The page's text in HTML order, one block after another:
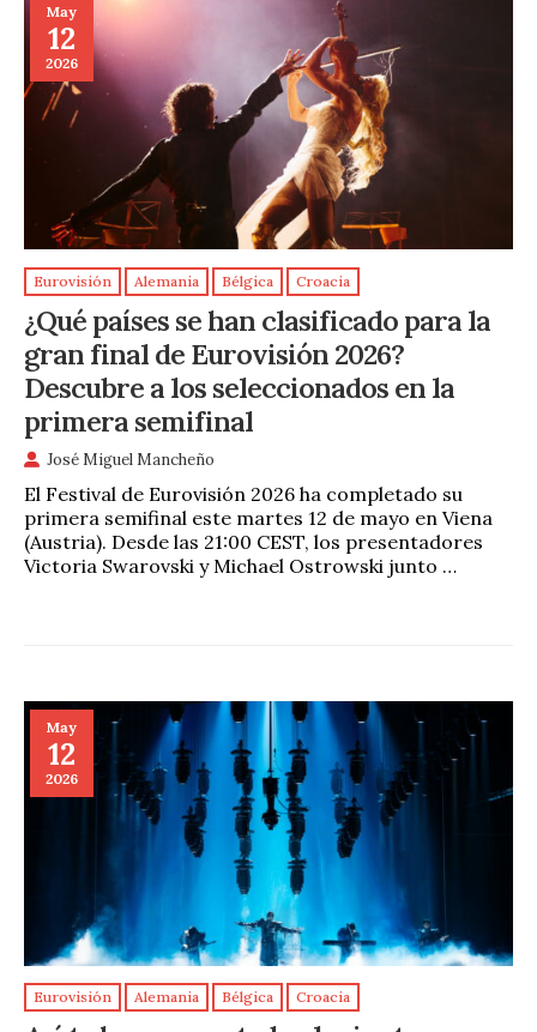
May
12
2026
Eurovisión Alemania Bélgica Croacia
¿Qué países se han clasificado para la
gran final de Eurovisión 2026?
Descubre a los seleccionados en la
primera semifinal
José Miguel Mancheño
El Festival de Eurovisión 2026 ha completado su
primera semifinal este martes 12 de mayo en Viena
(Austria). Desde las 21:00 CEST, los presentadores
Victoria Swarovski y Michael Ostrowski junto …
May
12
2026
Eurovisión Alemania Bélgica Croacia